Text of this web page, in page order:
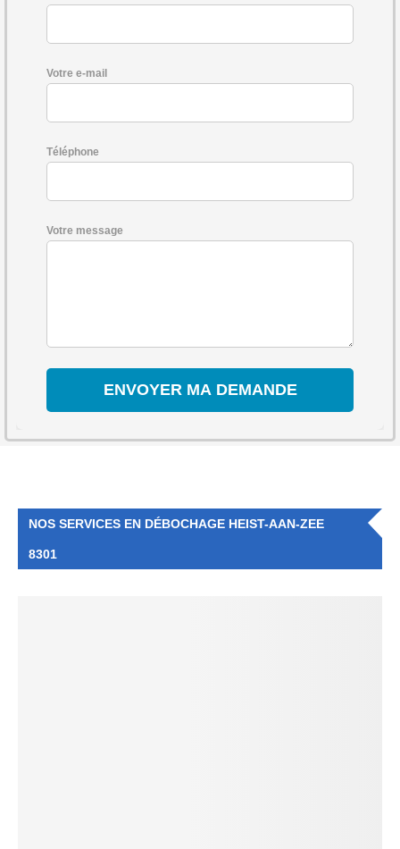
Votre e-mail
Téléphone
Votre message
NOS SERVICES EN DÉBOCHAGE HEIST-AAN-ZEE
8301